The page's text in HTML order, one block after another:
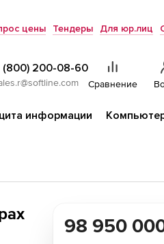
цены Тендеры Для юр.лиц
(800) 200-08-60
Сравнение
информации
98 950